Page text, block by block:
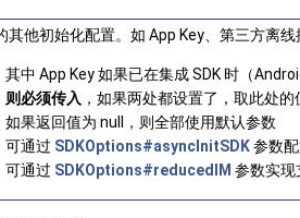
其他初始化配置。如 App Key、第三方离
其中 App Key 如果已在集成 SDK 时（
则必须传入 ，如果两处都设置了，取此处的
如果返回值为 null，则全部使用默认参数
可通过 SDKOptions#asyncInitSDK参数
可通过 SDKOptions#reducedIM 参数实现